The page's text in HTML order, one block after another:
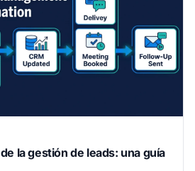
la gestión de leads: una guía